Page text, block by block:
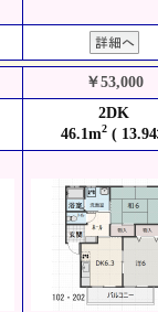
￥53,000
2DK
46.1m2 (